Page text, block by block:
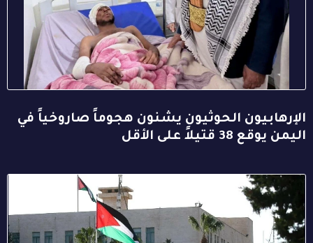
الإرهابيون الحوثيون يشنون هجوماً صاروخياً في
اليمن يوقع 38 قتيلاً على الأقل